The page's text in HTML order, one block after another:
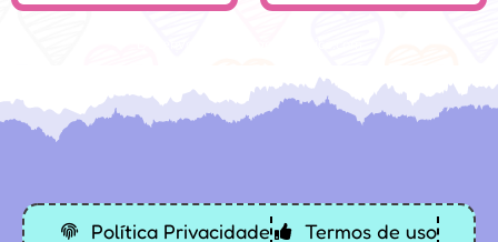
Política Privacidade Termos de uso